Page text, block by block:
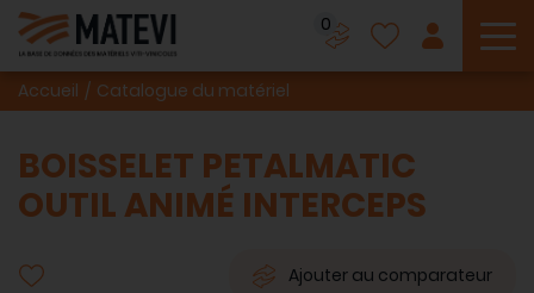
0
Accueil Catalogue du matériel
BOISSELET PETALMATIC
OUTIL ANIMÉ INTERCEPS
Ajouter au comparateur